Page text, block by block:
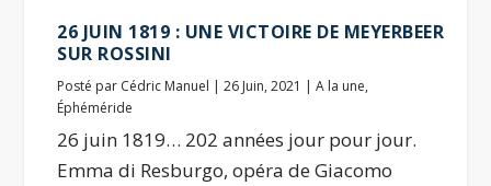
26 JUIN 1819 : UNE VICTOIRE DE MEYERBEER
SUR ROSSINI
Posté par Cédric Manuel |26 Juin, 2021 |A la une,
Éphéméride
26 juin 1819… 202 années jour pour jour.
Emma di Resburgo, opéra de Giacomo